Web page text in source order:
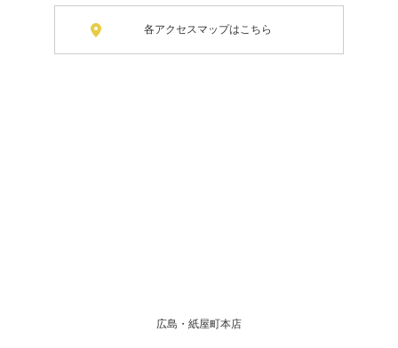
各アクセスマップはこちら
広島・紙屋町本店